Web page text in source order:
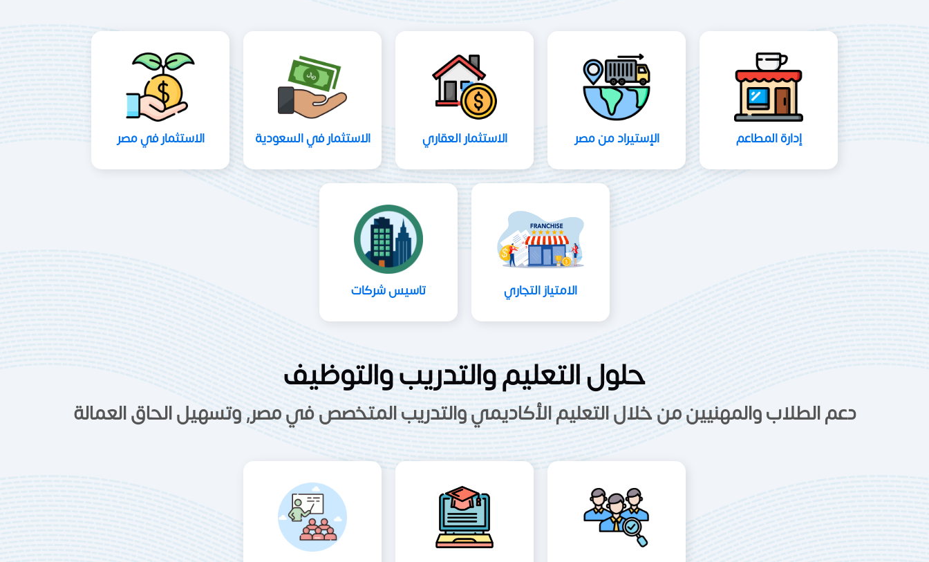
إدارة المطاعم الإستيراد من مصر الاستثمار العقاري الاستثمار في السعودية الاستثمار في مصر
الامتياز التجاري تاسيس شركات
حلول التعليم والتدريب والتوظيف
دعم الطلاب والمهنيين من خلال التعليم الأكاديمي والتدريب المتخصص في مصر, وتسهيل الحاق العمالة